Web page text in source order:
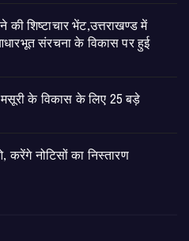
शिष्टाचार भेंट,उत्तराखण्ड में
संरचना के विकास पर हुई
मसूरी के विकास के लिए 25 बड़े
करेंगे नोटिसों का निस्तारण